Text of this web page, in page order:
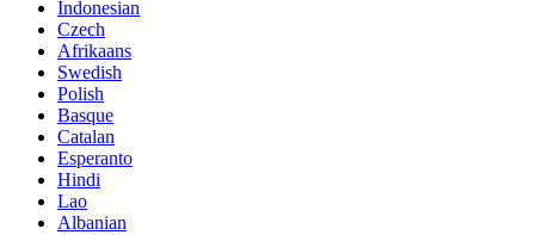
Indonesian
Czech
Afrikaans
Swedish
Polish
Basque
Catalan
Esperanto
Hindi
Lao
Albanian